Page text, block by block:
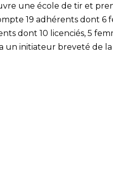
une école de tir et
19 adhérents dont 6
dont 10 licenciés, 5
un initiateur breveté de